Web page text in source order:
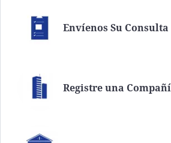
Envíenos Su Consulta
Registre una